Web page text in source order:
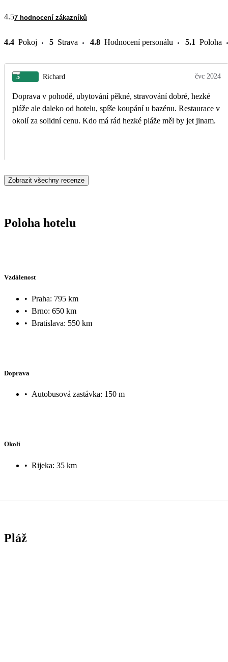
4.57 hodnocení zákazníků
4.4 Pokoj 5 Strava 4.8 Hodnocení personálu 5.1 Poloha
5 Richard čvc 2024
Doprava v pohodě, ubytování pěkné, stravování dobré, hezké
pláže ale daleko od hotelu, spíše koupání u bazénu. Restaurace v
okolí za solidní cenu. Kdo má rád hezké pláže měl by jet jinam.
Zobrazit všechny recenze
Poloha hotelu
Vzdálenost
• Praha: 795 km
• Brno: 650 km
• Bratislava: 550 km
Doprava
• Autobusová zastávka: 150 m
Okolí
• Rijeka: 35 km
Pláž